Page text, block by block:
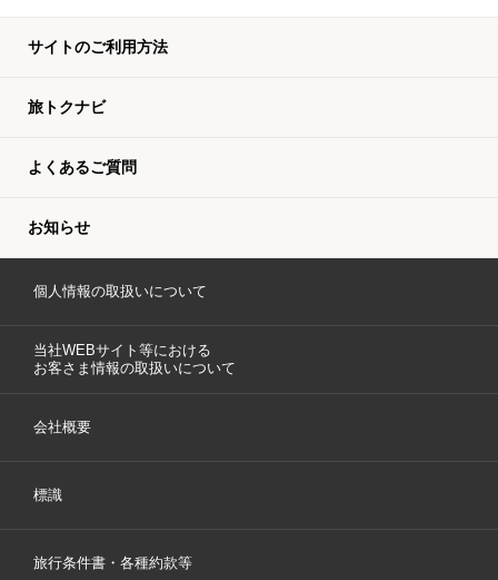
サイトのご利用方法
旅トクナビ
よくあるご質問
お知らせ
個人情報の取扱いについて
当社WEBサイト等における
お客さま情報の取扱いについて
会社概要
標識
旅行条件書・各種約款等